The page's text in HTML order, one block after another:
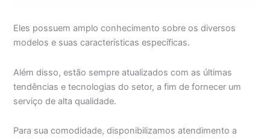
Eles possuem amplo conhecimento sobre os diversos
modelos e suas características específicas.
Além disso, estão sempre atualizados com as últimas
tendências e tecnologias do setor, a fim de fornecer um
serviço de alta qualidade.
Para sua comodidade, disponibilizamos atendimento a